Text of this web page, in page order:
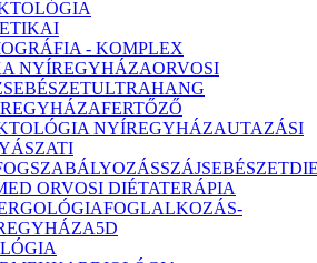
- KOMPLEX
NYÍREGYHÁZAORVOSI
ULTRAHANG
FERTŐZŐ
NYÍREGYHÁZAUTAZÁSI
SZÁJSEBÉSZET
ORVOSI DIÉTATERÁPIA
FOGLALKOZÁS-
5D